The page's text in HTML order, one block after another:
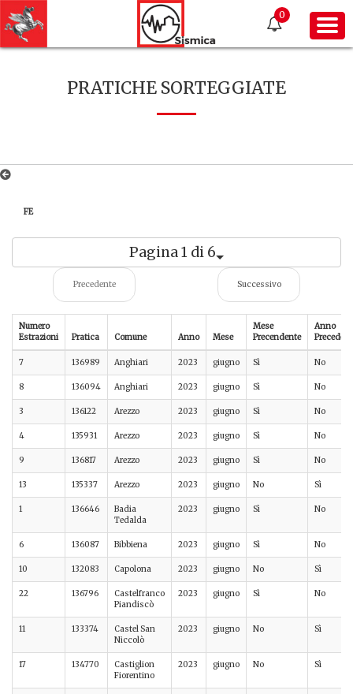
0
PRATICHE SORTEGGIATE
FE
Pagina 1 di 6
Precedente Successivo
Numero
Estrazioni
Pratica Comune Anno Mese
Mese
Precendente
Anno
7 136989 Anghiari 2023 giugno Sì No
8 136094 Anghiari 2023 giugno Sì No
3 136122 Arezzo 2023 giugno Sì No
4 135931 Arezzo 2023 giugno Sì No
9 136817 Arezzo 2023 giugno Sì No
13 135337 Arezzo 2023 giugno No Sì
1 136646
Badia
Tedalda
2023 giugno Sì No
6 136087 Bibbiena 2023 giugno Sì No
10 132083 Capolona 2023 giugno No Sì
22 136796
Castelfranco
Piandiscò
2023 giugno Sì No
11 133374
Castel San
Niccolò
2023 giugno No Sì
17 134770
Castiglion
Fiorentino
2023 giugno No Sì